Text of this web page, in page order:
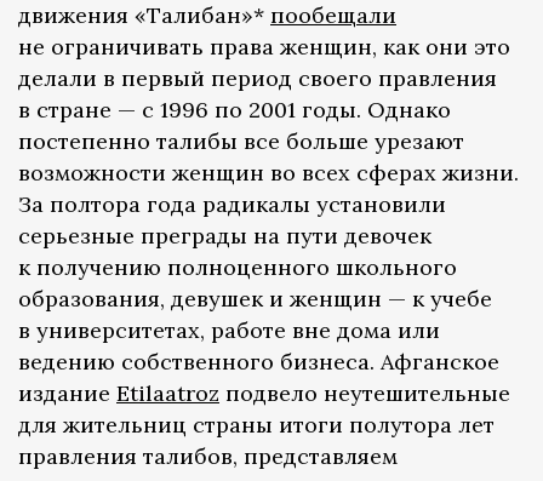
движения «Талибан»* пообещали
не ограничивать права женщин, как они это
делали в первый период своего правления
в стране — с 1996 по 2001 годы. Однако
постепенно талибы все больше урезают
возможности женщин во всех сферах жизни.
За полтора года радикалы установили
серьезные преграды на пути девочек
к получению полноценного школьного
образования, девушек и женщин — к учебе
в университетах, работе вне дома или
ведению собственного бизнеса. Афганское
издание Etilaatroz подвело неутешительные
для жительниц страны итоги полутора лет
правления талибов, представляем